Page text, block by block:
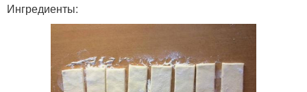
Ингредиенты: